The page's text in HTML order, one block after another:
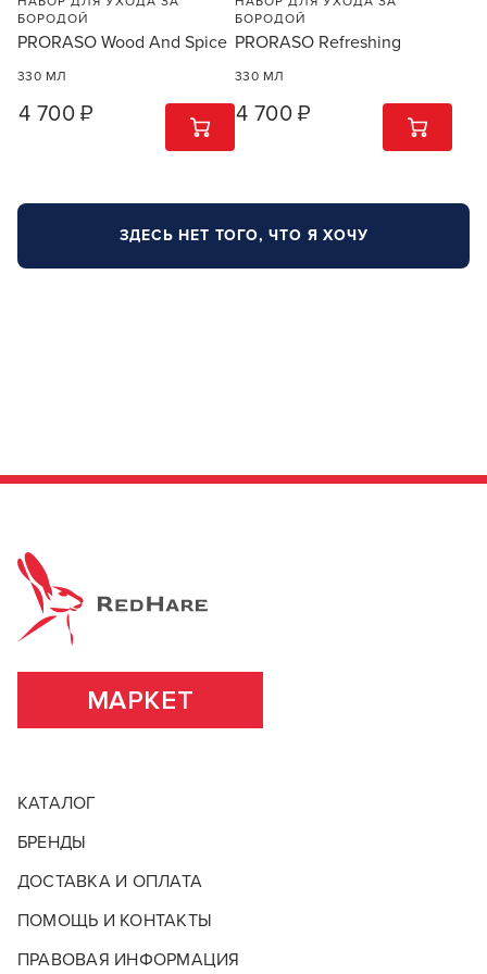
БОРОДОЙ
PRORASO Wood And Spice
330 МЛ
4 700 ₽ 1 ШТ
БОРОДОЙ
PRORASO Refreshing
330 МЛ
4 700 ₽ 1 ШТ
ЗДЕСЬ НЕТ ТОГО, ЧТО Я ХОЧУ
МАРКЕТ
КАТАЛОГ
БРЕНДЫ
ДОСТАВКА И ОПЛАТА
ПОМОЩЬ И КОНТАКТЫ
ПРАВОВАЯ ИНФОРМАЦИЯ